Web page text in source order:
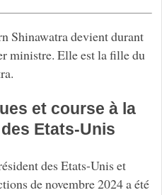
Shinawatra devient durant
ministre. Elle est la fille du
et course à la
Etats-Unis
des Etats-Unis et
de novembre 2024 a été